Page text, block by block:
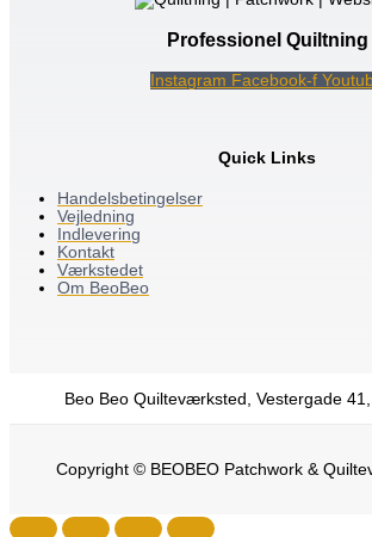
Professionel Quiltning
Instagram Facebook-f
Quick Links
Handelsbetingelser
Vejledning
Indlevering
Kontakt
Værkstedet
Om BeoBeo
Beo Beo Quilteværksted, Vestergade
Copyright © BEOBEO Patchwork &